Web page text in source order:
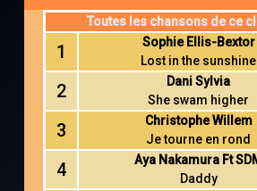
Toutes les chansons de ce
1
Sophie Ellis-Bextor
Lost in the sunshine
2
Dani Sylvia
She swam higher
3
Christophe Willem
Je tourne en rond
4
Aya Nakamura Ft
Daddy